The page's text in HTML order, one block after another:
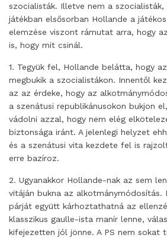
szocialisták. Illetve nem a
játékban elsősorban Hollande a
elemzése viszont rámutat arra, hogy
is, hogy mit csinál.
1. Tegyük fel, Hollande belátta, hogy
megbukik a szocialistákon. Innentől
az az érdeke, hogy az
a szenátusi republikánusokon bukjon
vádolni azzal, hogy nem elég
biztonsága iránt. A jelenlegi helyzet
és a szenátusi vita kezdete fel is
erre bazíroz.
2. Ugyanakkor Hollande-nak az sem
vitáján bukna az alkotmánymódosítás.
párját együtt kárhoztathatná az
klasszikus gaulle-ista manír lenne,
kifejezetten jól jönne. A PS nem sokat